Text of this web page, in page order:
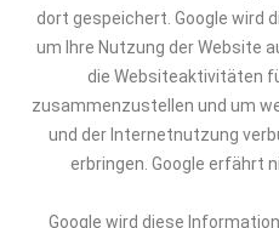
dort gespeichert. Google wird
um Ihre Nutzung der Website
die Websiteaktivitäten
zusammenzustellen und um
und der Internetnutzung
erbringen. Google erfährt
Google wird diese